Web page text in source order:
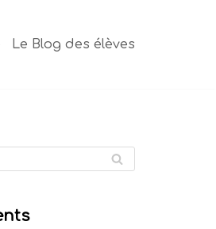
Le Blog des élèves